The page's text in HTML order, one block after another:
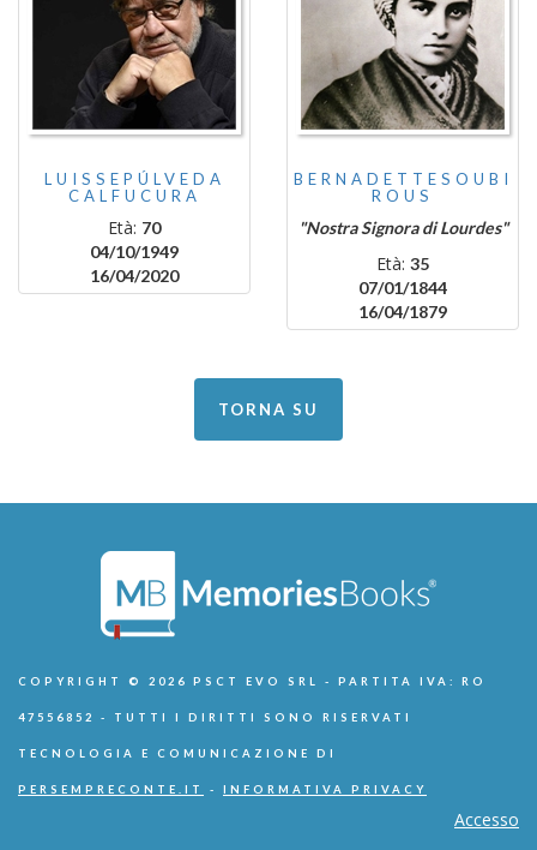
LUISSEPÚLVEDA
CALFUCURA
Età: 70
04/10/1949
16/04/2020
BERNADETTESOUBI
ROUS
"Nostra Signora di Lourdes"
Età: 35
07/01/1844
16/04/1879
TORNA SU
COPYRIGHT © 2026 PSCT EVO SRL - PARTITA IVA: RO
47556852 - TUTTI I DIRITTI SONO RISERVATI
TECNOLOGIA E COMUNICAZIONE DI
PERSEMPRECONTE.IT - INFORMATIVA PRIVACY
Accesso